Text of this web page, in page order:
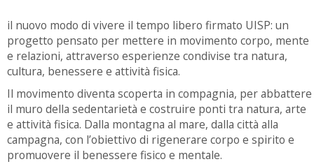
il nuovo modo di vivere il tempo libero firmato UISP: un
progetto pensato per mettere in movimento corpo, mente
e relazioni, attraverso esperienze condivise tra natura,
cultura, benessere e attività fisica.
Il movimento diventa scoperta in compagnia, per abbattere
il muro della sedentarietà e costruire ponti tra natura, arte
e attività fisica. Dalla montagna al mare, dalla città alla
campagna, con l’obiettivo di rigenerare corpo e spirito e
promuovere il benessere fisico e mentale.